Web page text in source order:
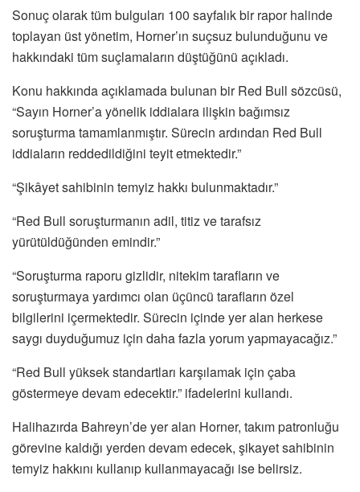
Sonuç olarak tüm bulguları 100 sayfalık bir rapor halinde
toplayan üst yönetim, Horner’ın suçsuz bulunduğunu ve
hakkındaki tüm suçlamaların düştüğünü açıkladı.
Konu hakkında açıklamada bulunan bir Red Bull sözcüsü,
“Sayın Horner’a yönelik iddialara ilişkin bağımsız
soruşturma tamamlanmıştır. Sürecin ardından Red Bull
iddiaların reddedildiğini teyit etmektedir.”
“Şikâyet sahibinin temyiz hakkı bulunmaktadır.”
“Red Bull soruşturmanın adil, titiz ve tarafsız
yürütüldüğünden emindir.”
“Soruşturma raporu gizlidir, nitekim tarafların ve
soruşturmaya yardımcı olan üçüncü tarafların özel
bilgilerini içermektedir. Sürecin içinde yer alan herkese
saygı duyduğumuz için daha fazla yorum yapmayacağız.”
“Red Bull yüksek standartları karşılamak için çaba
göstermeye devam edecektir.” ifadelerini kullandı.
Halihazırda Bahreyn’de yer alan Horner, takım patronluğu
görevine kaldığı yerden devam edecek, şikayet sahibinin
temyiz hakkını kullanıp kullanmayacağı ise belirsiz.